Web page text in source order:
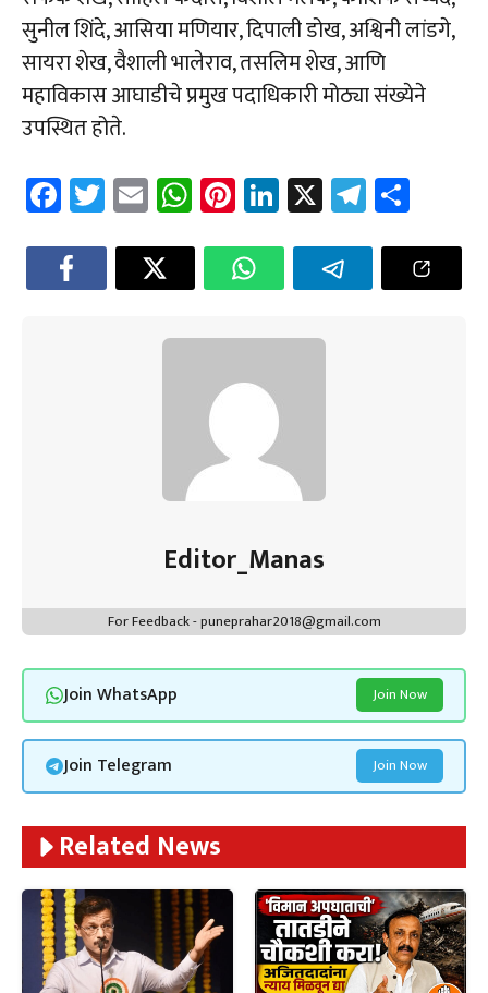
सुनील शिंदे, आसिया मणियार, दिपाली डोख, अश्विनी लांडगे,
सायरा शेख, वैशाली भालेराव, तसलिम शेख, आणि
महाविकास आघाडीचे प्रमुख पदाधिकारी मोठ्या संख्येने
उपस्थित होते.
Fa
ce
b
o
T
wi
tt
er
E
m
ail
W
h
at
sA
p
Pi
nt
er
es
t
Li
nk
e
dI
n
X Te
le
gr
a
e
Editor_Manas
For Feedback - puneprahar2018@gmail.com
Join WhatsApp Join Now
Join Telegram Join Now
Related News